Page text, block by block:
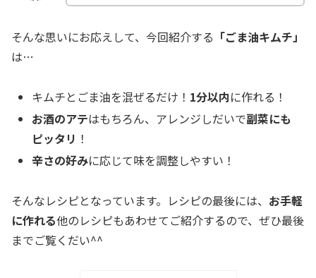
そんな思いにお応えして、今回紹介する 「ごま油キムチ」
は…
キムチとごま油を混ぜるだけ！ 1分以内に作れる！
お酒のアテはもちろん、アレンジしだいで副菜にも
ピッタリ ！
辛さの好みに応じて味を調整しやすい！
そんなレシピとなっています。レシピの最後には、 お手軽
に作れる他のレシピもあわせてご紹介するので、ぜひ最後
までご覧くだい^^